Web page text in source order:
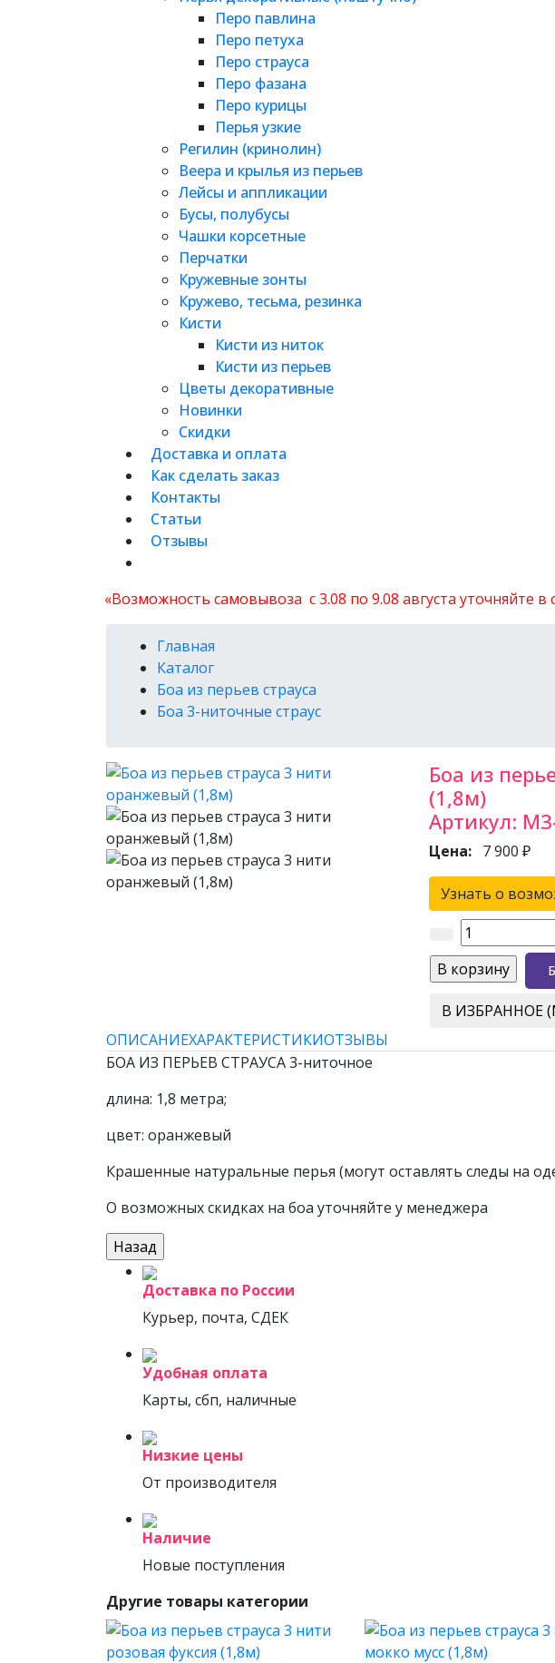
Перо павлина
Перо петуха
Перо страуса
Перо фазана
Перо курицы
Перья узкие
Регилин (кринолин)
Веера и крылья из перьев
Лейсы и аппликации
Бусы, полубусы
Чашки корсетные
Перчатки
Кружевные зонты
Кружево, тесьма, резинка
Кисти
Кисти из ниток
Кисти из перьев
Цветы декоративные
Новинки
Скидки
Доставка и оплата
Как сделать заказ
Контакты
Статьи
Отзывы
«Возможность самовывоза с 3.08 по 9.08 августа
Главная
Каталог
Боа из перьев страуса
Боа 3-ниточные страус
Боа из
(1,8м)
Артикул:
Цена: 7 900 ₽
Узнать о
В ИЗБРАННОЕ
ОПИСАНИЕХАРАКТЕРИСТИКИОТЗЫВЫ
БОА ИЗ ПЕРЬЕВ СТРАУСА 3-ниточное
длина: 1,8 метра;
цвет: оранжевый
Крашенные натуральные перья (могут оставлять следы на
О возможных скидках на боа уточняйте у менеджера
Доставка по России
Курьер, почта, СДЕК
Удобная оплата
Карты, сбп, наличные
Низкие цены
От производителя
Наличие
Новые поступления
Другие товары категории